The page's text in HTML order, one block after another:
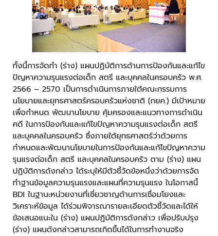
ทั้งนี้การจัดทำ (ร่าง) แผนปฏิบัติการด้านการป้องกันและแก้ไข
ปัญหาความรุนแรงต่อเด็ก สตรี และบุคคลในครอบครัว พ.ศ.
2566 – 2570 เป็นการดำเนินการภายใต้คณะกรรมการ
นโยบายและยุทธศาสตร์ครอบครัวแห่งชาติ (กยค.) มีเป้าหมาย
เพื่อกำหนด พัฒนานโยบาย คุ้มครองและแนวทางการดำเนิน
คดี ในการป้องกันและแก้ไขปัญหาความรุนแรงต่อเด็ก สตรี
และบุคคลในครอบครัว ซึ่งภายใต้ยุทธศาสตร์ว่าด้วยการ
กำหนดและพัฒนานโยบายในการป้องกันและแก้ไขปัญหาความ
รุนแรงต่อเด็ก สตรี และบุคคลในครอบครัว ตาม (ร่าง) แผน
ปฏิบัติการดังกล่าว ได้ระบุให้มีตัวชี้วัดข้อหนึ่งว่าด้วยการจัด
ทำฐานข้อมูลความรุนแรงและแผนที่ความรุนแรง ในโอกาสนี้
BDI ในฐานะหน่วยงานที่เชี่ยวชาญด้านการเชื่อมโยงและ
วิเคราะห์ข้อมูล ได้ร่วมพิจารณารายละเอียดตัวชี้วัดและได้ให้
ข้อเสนอแนะใน (ร่าง) แผนปฏิบัติการดังกล่าว เพื่อปรับปรุง
(ร่าง) แผนดังกล่าวสามารถเกิดขึ้นได้ในการทำงานจริง